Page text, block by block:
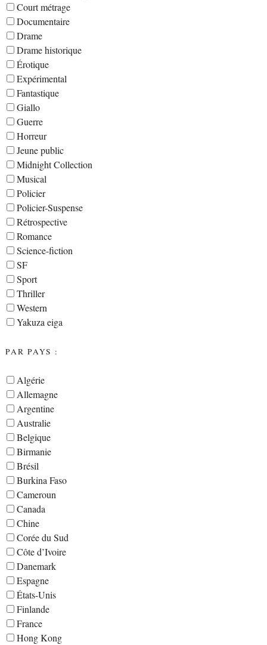
Court métrage
Documentaire
Drame
Drame historique
Érotique
Expérimental
Fantastique
Giallo
Guerre
Horreur
Jeune public
Midnight Collection
Musical
Policier
Policier-Suspense
Rétrospective
Romance
Science-fiction
SF
Sport
Thriller
Western
Yakuza eiga
PAR PAYS :
Algérie
Allemagne
Argentine
Australie
Belgique
Birmanie
Brésil
Burkina Faso
Cameroun
Canada
Chine
Corée du Sud
Côte d’Ivoire
Danemark
Espagne
États-Unis
Finlande
France
Hong Kong